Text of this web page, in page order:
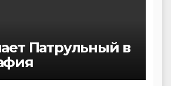
Патрульный в